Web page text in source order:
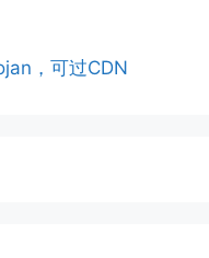
，可过CDN